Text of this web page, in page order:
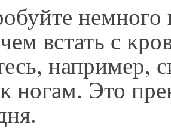
немного
встать с
например,
ногам. Это